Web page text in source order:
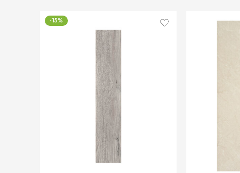
-15%